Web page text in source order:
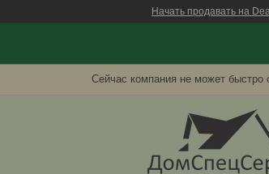
Начать продавать на
Сейчас компания не может быстро